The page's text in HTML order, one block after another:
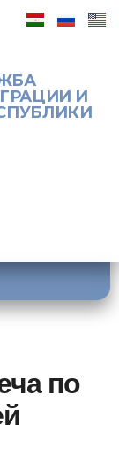
И
по